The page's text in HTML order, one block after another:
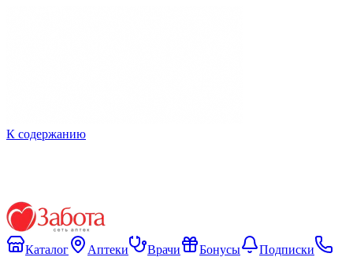
К содержанию
Каталог Аптеки Врачи Бонусы
Подписки